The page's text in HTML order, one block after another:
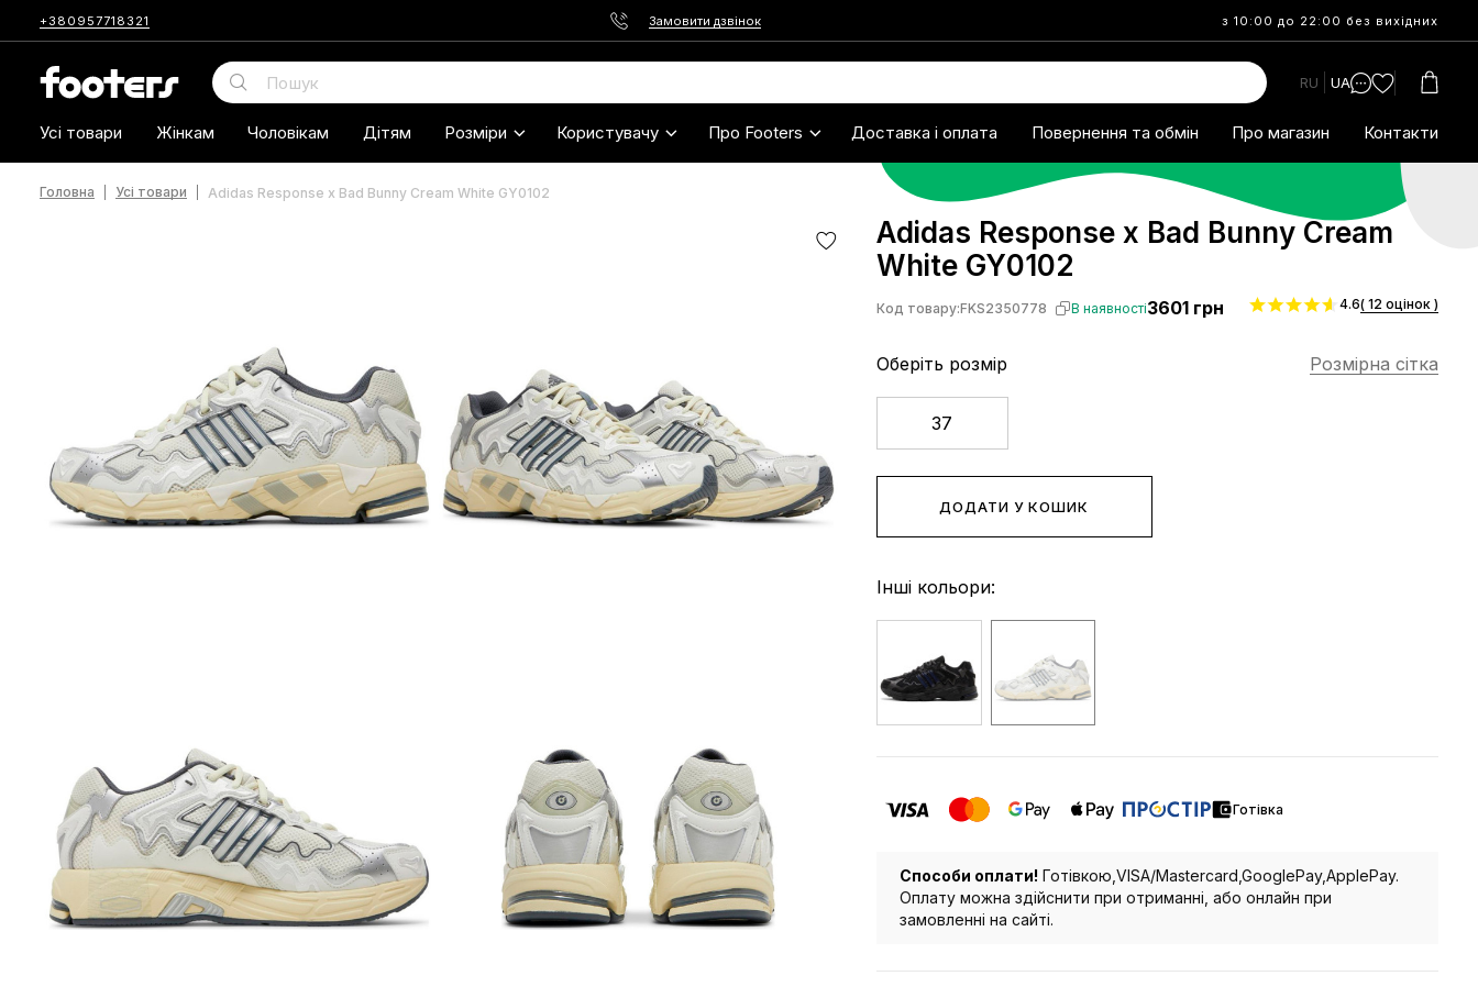
+380957718321 Замовити дзвінок з 10:00 до 22:00 без вихідних
RU UA
Усі товари Жінкам Чоловікам Дітям Розміри Користувачу Про Footers Доставка і оплата Повернення та обмін Про магазин Контакти
Головна Усі товари Adidas Response x Bad Bunny Cream White GY0102
Adidas Response x Bad Bunny Cream
White GY0102
Код товару:FKS2350778 В наявності3601грн 4.6( 12 оцінок )
Оберіть розмір Розмірна сітка
37
ДОДАТИ У КОШИК
Інші кольори:
Готівка
Способи оплати! Готівкою,VISA/Mastercard,GooglePay,ApplePay.
Оплату можна здійснити при отриманні, або онлайн при
замовленні на сайті.